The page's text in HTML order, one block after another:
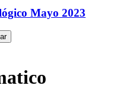
Mayo 2023